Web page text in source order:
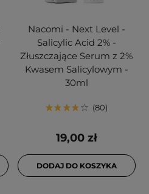
Nacomi - Next Level -
Salicylic Acid 2% -
Złuszczające Serum z 2%
Kwasem Salicylowym -
30ml
80
19,00 zł
DODAJ DO KOSZYKA